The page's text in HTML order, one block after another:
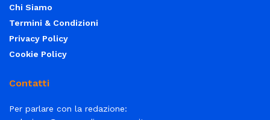
Chi Siamo
Termini & Condizioni
Privacy Policy
Cookie Policy
Contatti
Per parlare con la redazione: